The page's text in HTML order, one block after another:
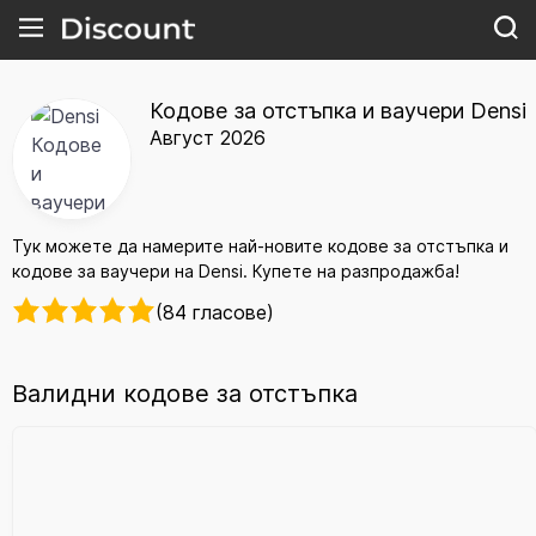
Кодове за отстъпка и ваучери Densi
Август 2026
Тук можете да намерите най-новите кодове за отстъпка и
кодове за ваучери на Densi. Купете на разпродажба!
(84 гласове)
Валидни кодове за отстъпка